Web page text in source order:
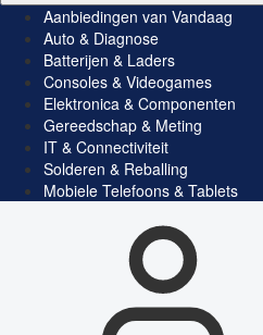
Aanbiedingen van Vandaag
Auto & Diagnose
Batterijen & Laders
Consoles & Videogames
Elektronica & Componenten
Gereedschap & Meting
IT & Connectiviteit
Solderen & Reballing
Mobiele Telefoons & Tablets